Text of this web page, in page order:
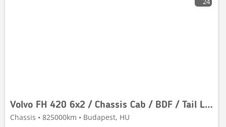
Volvo FH 420 6x2 / Chassis Cab / BDF / Tail Lift / Lift
Chassis • 825000km • Budapest, HU